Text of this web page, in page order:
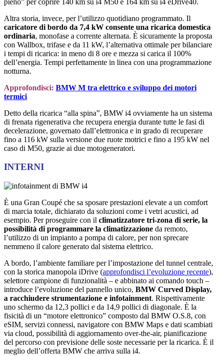
Altra storia, invece, per l’utilizzo quotidiano programmato. Il
caricatore di bordo da 7,4 kW consente una ricarica domestica
ordinaria, monofase a corrente alternata. È sicuramente la proposta
con Wallbox, trifase e da 11 kW, l’alternativa ottimale per bilanciare
i tempi di ricarica: in meno di 8 ore e mezza si carica il 100%
dell’energia. Tempi perfettamente in linea con una programmazione
notturna.
Approfondisci: BMW M tra elettrico e sviluppo dei motori
termici
Detto della ricarica “alla spina”, BMW i4 ovviamente ha un sistema
di frenata rigenerativa che recupera energia durante tutte le fasi di
decelerazione, governato dall’elettronica e in grado di recuperare
fino a 116 kW sulla versione due ruote motrici e fino a 195 kW nel
caso di M50, grazie ai due motogeneratori.
INTERNI
È una Gran Coupé che sa sposare prestazioni elevate a un comfort
di marcia totale, dichiarato da soluzioni come i vetri acustici, ad
esempio. Per proseguire con il climatizzatore tri-zona di serie, la
possibilità di programmare la climatizzazione da remoto,
l’utilizzo di un impianto a pompa di calore, per non sprecare
nemmeno il calore generato dal sistema elettrico.
A bordo, l’ambiente familiare per l’impostazione del tunnel centrale,
con la storica manopola iDrive (approfondisci l’evoluzione recente),
selettore campione di funzionalità – e abbinato ai comando touch –
introduce l’evoluzione del pannello unico, BMW Curved Display,
a racchiudere strumentazione e infotainment. Rispettivamente
uno schermo da 12,3 pollici e da 14,9 pollici di diagonale. È la
fisicità di un “motore elettronico” composto dal BMW O.S.8, con
eSIM, servizi connessi, navigatore con BMW Maps e dati scambiati
via cloud, possibilità di aggiornamento over-the-air, pianificazione
del percorso con previsione delle soste necessarie per la ricarica. È il
meglio dell’offerta BMW che arriva sulla i4.